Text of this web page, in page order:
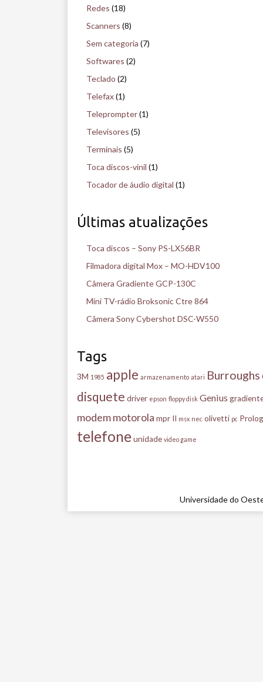
Redes (18)
Scanners (8)
Sem categoria (7)
Softwares (2)
Teclado (2)
Telefax(1)
Teleprompter(1)
Televisores (5)
Terminais (5)
Toca discos-vinil (1)
Tocador de áudio digital (1)
Últimas atualizações
Toca discos – Sony PS-LX56BR
Filmadora digital Mox – MO-HDV100
Câmera Gradiente GCP-130C
Mini TV-rádio Broksonic Ctre 864
Câmera Sony Cybershot DSC-W550
Tags
3M 1985 apple armazenamento atari Burroughs
disquete driver epson floppy disk Genius
modemmotorola mpr II msx nec olivetti pc
telefoneunidade video game
Universidade do